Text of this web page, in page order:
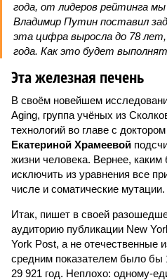
года, от лидеров рейтинга мы
Владимир Путин поставил
эта цифра выросла до 78 лет,
года. Как это будет
Эта железная печень
В своём новейшем
Aging, группа учёных из
технологий во главе с
Екатериной Храмеевой
жизни человека. Вернее,
исключить из уравнения все
числе и соматические мутации.
Итак, пишет в своей
аудиторию публикации New
York Post, а не отечественные
средним показателем было бы
29 921 год. Неплохо: одному-